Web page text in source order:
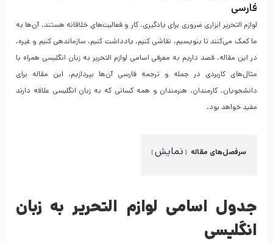
فارسی
لوازم التحریر ابزاری ضروری برای یادگیری، کار و فعالیت‌های خلاقانه هستند. آن‌ها به
ما کمک می‌کنند تا بنویسیم، نقاشی کنیم، یادداشت کنیم، سازماندهی کنیم و غیره.
در این مقاله، قصد داریم به معرفی اسامی لوازم التحریر به زبان انگلیسی همراه با
مثال‌های کاربردی در جمله و ترجمه فارسی آن‌ها بپردازیم. این مقاله برای
دانشجویان، کارمندان، هنرمندان و همه کسانی که به زبان انگلیسی علاقه دارند
مفید خواهد بود.
سرفصل‌های مقاله نمایش
جدول اسامی لوازم التحریر به زبان
انگلیسی